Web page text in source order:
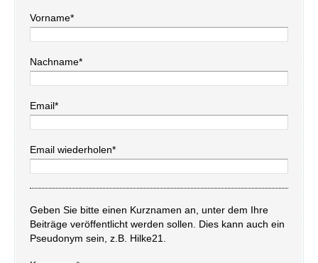
Vorname*
Nachname*
Email*
Email wiederholen*
Geben Sie bitte einen Kurznamen an, unter dem Ihre
Beiträge veröffentlicht werden sollen. Dies kann auch ein
Pseudonym sein, z.B. Hilke21.